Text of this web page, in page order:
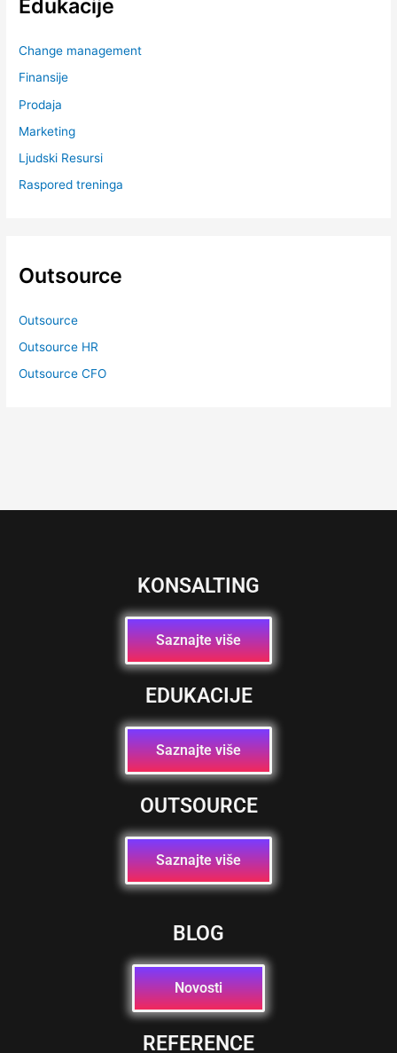
Edukacije
Change management
Finansije
Prodaja
Marketing
Ljudski Resursi
Raspored treninga
Outsource
Outsource
Outsource HR
Outsource CFO
KONSALTING
Saznajte više
EDUKACIJE
Saznajte više
OUTSOURCE
Saznajte više
BLOG
Novosti
REFERENCE